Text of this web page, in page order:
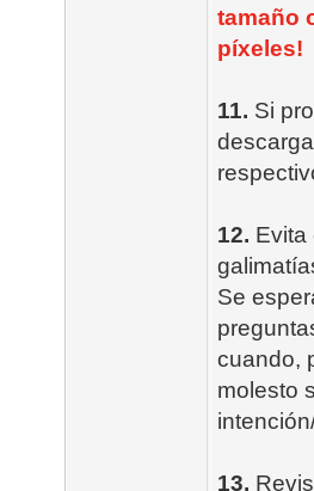
tamaño
píxeles!
11. Si
12. Evita
Se
cuando,
molesto
13.